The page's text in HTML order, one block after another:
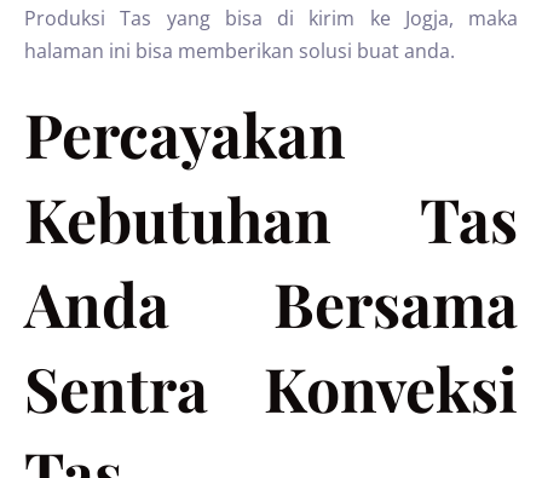
Produksi Tas yang bisa di kirim ke Jogja, maka
halaman ini bisa memberikan solusi buat anda.
Percayakan
Kebutuhan Tas
Anda Bersama
Sentra Konveksi